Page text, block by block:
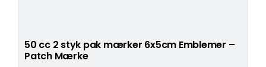
50 cc 2 styk pak mærker 6x5cm Emblemer –
Patch Mærke